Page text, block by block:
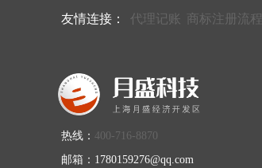
友情连接： 代理记账 商标注册流程
热线： 400-716-8870
邮箱：1780159276@qq.com